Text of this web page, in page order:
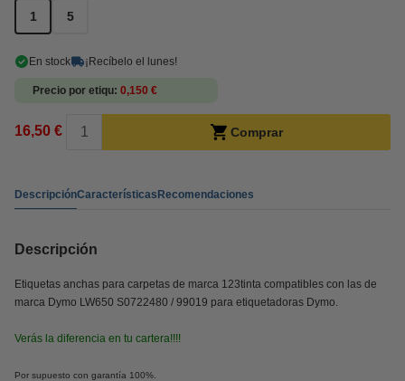
1 5
En stock ¡Recíbelo el lunes!
Precio por etiqu 0,150 €
16,50 € Comprar
DescripciónCaracterísticasRecomendaciones
Descripción
Etiquetas anchas para carpetas de marca 123tinta compatibles con las de
marca Dymo LW650 S0722480 / 99019 para etiquetadoras Dymo.
Verás la diferencia en tu cartera!!!!
Por supuesto con garantía 100%.